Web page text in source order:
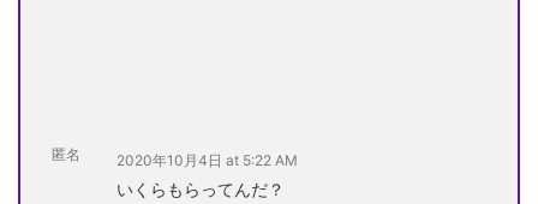
匿名 2020年10月4日 at 5:22 AM
いくらもらってんだ？